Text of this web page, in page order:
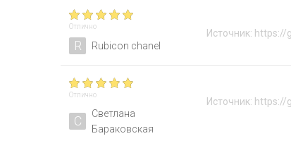
Отлично
R Rubicon chanel
Источник: https://
Отлично
С
Светлана
Бараковская
Источник: https://